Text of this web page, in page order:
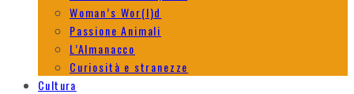
Woman’s Wor(l)d
Passione Animali
L’Almanacco
Curiosità e stranezze
Cultura